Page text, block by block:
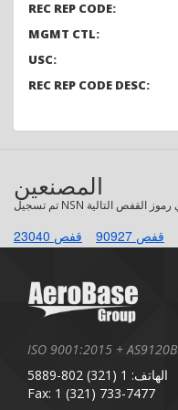
REC REP CODE:
MGMT CTL:
USC:
REC REP CODE DESC:
المصنعين
قفص 23040 قفص 90927
ISO 9001:2015 + AS9120B
الهاتف: 1 (321) 802-5889
Fax: 1 (321) 733-7477